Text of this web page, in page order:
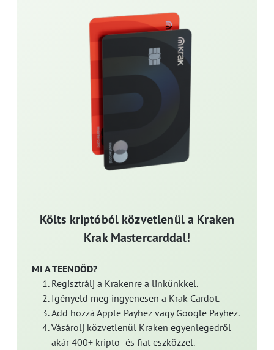
Költs kriptóból közvetlenül a Kraken
Krak Mastercarddal!
MI A TEENDŐD?
Regisztrálj a Krakenre a linkünkkel.
Igényeld meg ingyenesen a Krak Cardot.
Add hozzá Apple Payhez vagy Google Payhez.
Vásárolj közvetlenül Kraken egyenlegedről
akár 400+ kripto- és fiat eszközzel.